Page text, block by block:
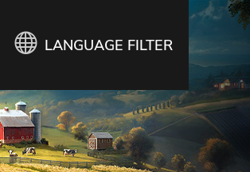
LANGUAGE FILTER